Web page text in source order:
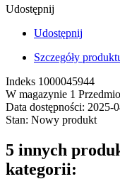
Udostępnij
Udostępnij
Szczegóły
Indeks 1000045944
W magazynie 1
Data dostępności: 2025-
Stan: Nowy produkt
5 innych
kategorii: